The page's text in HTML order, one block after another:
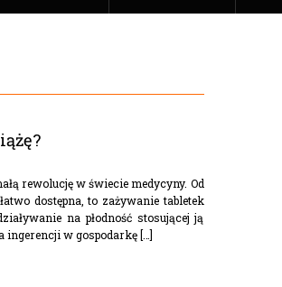
rewolucję w świecie medycyny. Od
dostępna, to zażywanie tabletek
na płodność stosującej ją
ingerencji w gospodarkę […]